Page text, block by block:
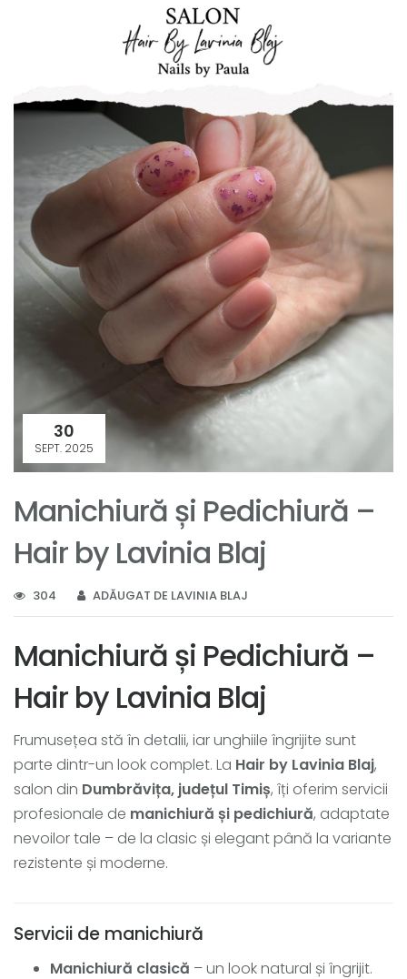
30
SEPT. 2025
Manichiură și Pedichiură –
Hair by Lavinia Blaj
304 ADĂUGAT DE LAVINIA BLAJ
Manichiură și Pedichiură –
Hair by Lavinia Blaj
Frumusețea stă în detalii, iar unghiile îngrijite sunt
parte dintr-un look complet. La Hair by Lavinia Blaj,
salon din Dumbrăvița, județul Timiș, îți oferim servicii
profesionale de manichiură și pedichiură, adaptate
nevoilor tale – de la clasic și elegant până la variante
rezistente și moderne.
Servicii de manichiură
Manichiură clasică – un look natural și îngrijit.